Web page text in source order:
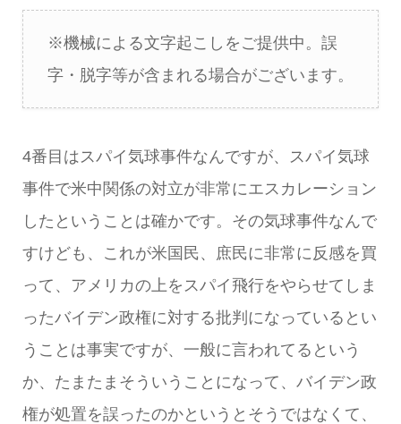
※機械による文字起こしをご提供中。誤
字・脱字等が含まれる場合がございます。
4番目はスパイ気球事件なんですが、スパイ気球
事件で米中関係の対立が非常にエスカレーション
したということは確かです。その気球事件なんで
すけども、これが米国民、庶民に非常に反感を買
って、アメリカの上をスパイ飛行をやらせてしま
ったバイデン政権に対する批判になっているとい
うことは事実ですが、一般に言われてるという
か、たまたまそういうことになって、バイデン政
権が処置を誤ったのかというとそうではなくて、